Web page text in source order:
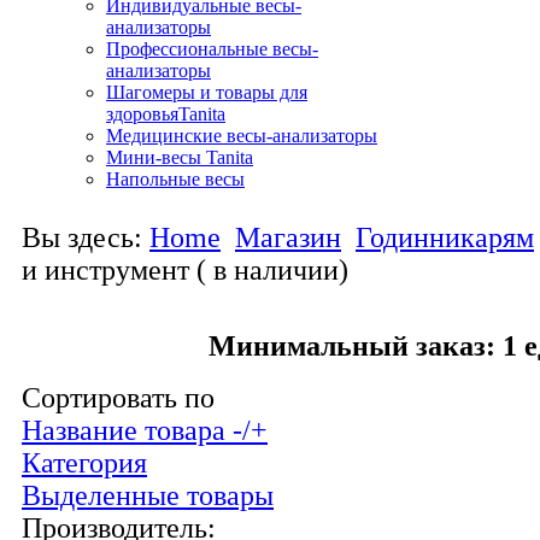
Индивидуальные весы-
анализаторы
Профессиональные весы-
анализаторы
Шагомеры и товары для
здоровьяTanita
Медицинские весы-анализаторы
Мини-весы Tanita
Напольные весы
Вы здесь: Home Магазин Годинникарям
и инструмент ( в наличии)
Минимальный заказ: 1
Сортировать по
Название товара -/+
Категория
Выделенные товары
Производитель: